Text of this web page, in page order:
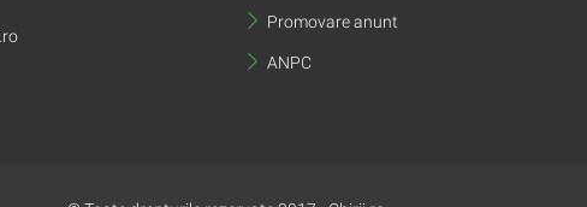
Promovare anunt
ANPC